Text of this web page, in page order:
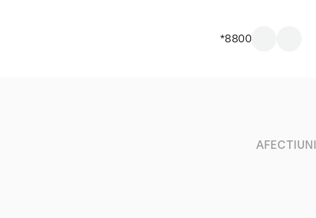
*8800